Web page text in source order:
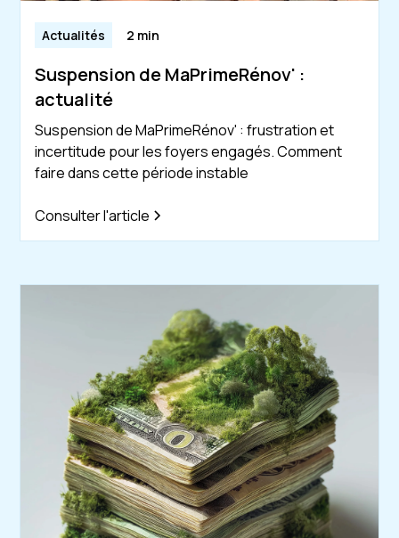
Actualités 2 min
Suspension de MaPrimeRénov' :
actualité
Suspension de MaPrimeRénov' : frustration et
incertitude pour les foyers engagés. Comment
faire dans cette période instable
Consulter l'article